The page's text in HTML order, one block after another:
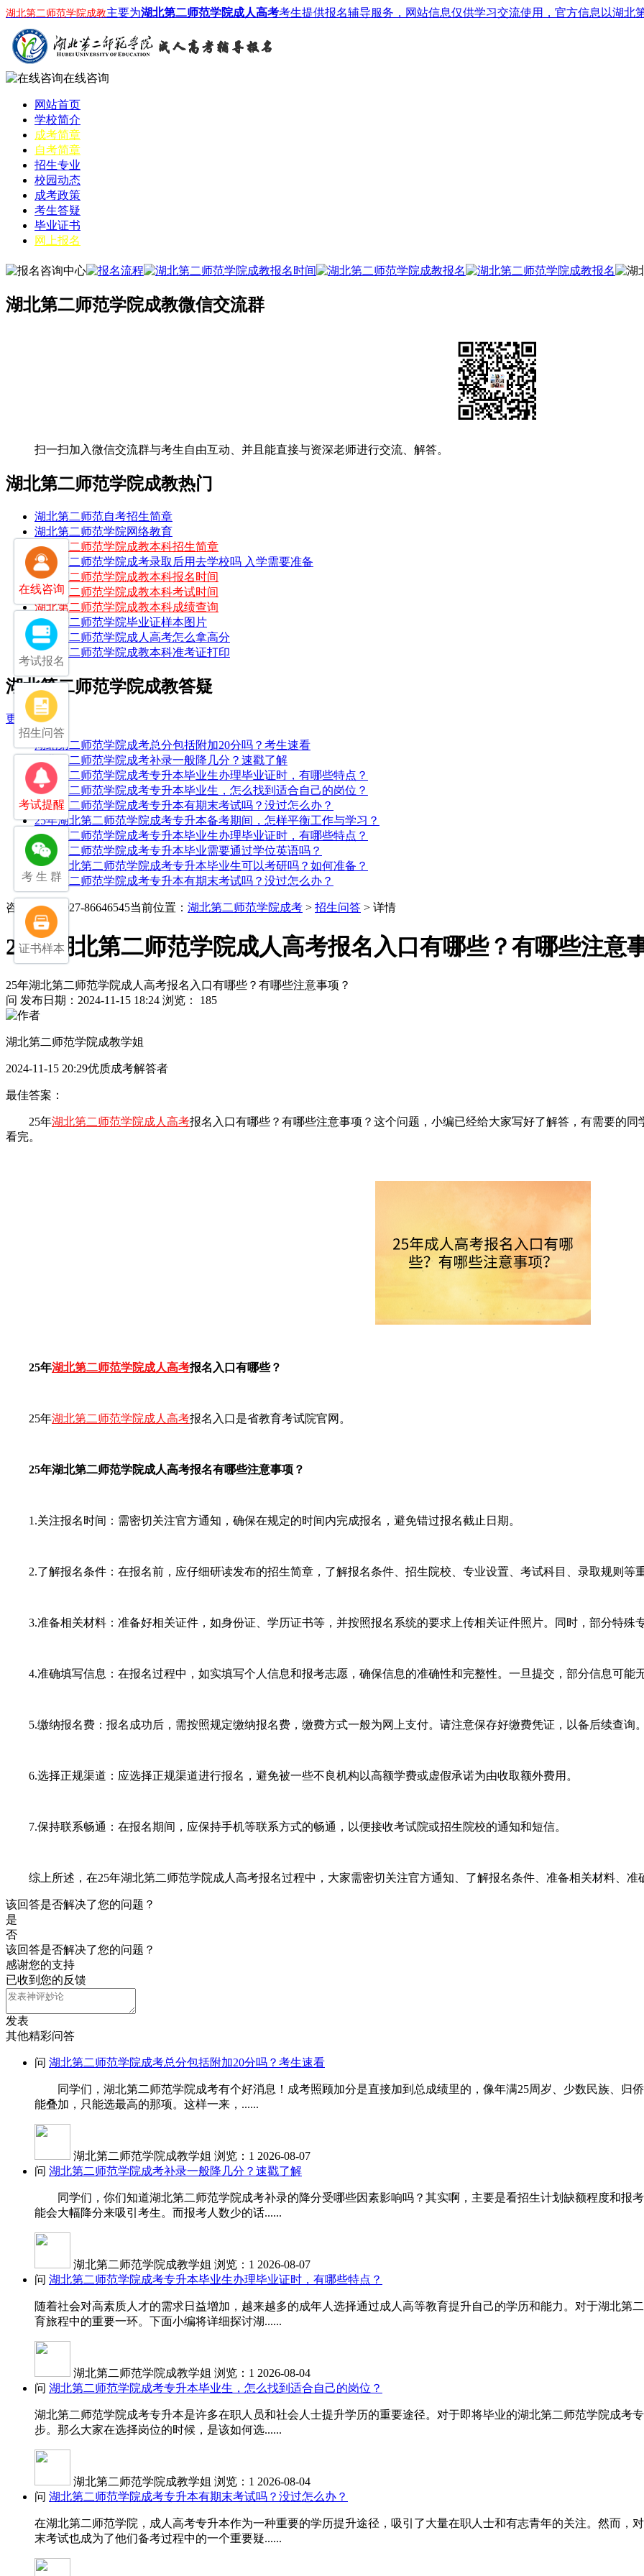
湖北第二师范学院成教主要为湖北第二师范学院成人高考考生提供报名辅导服务，网站信息仅供学习交流使用，官方信息以湖北
在线咨询
网站首页
学校简介
成考简章
自考简章
招生专业
校园动态
成考政策
考生答疑
毕业证书
网上报名
湖北第二师范学院成教微信交流群
扫一扫加入微信交流群与考生自由互动、并且能直接与资深老师进行交流、解答。
湖北第二师范学院成教热门
湖北第二师范自考招生简章
湖北第二师范学院网络教育
湖北第二师范学院成教本科招生简章
湖北第二师范学院成考录取后用去学校吗 入学需要准备
湖北第二师范学院成教本科报名时间
湖北第二师范学院成教本科考试时间
湖北第二师范学院成教本科成绩查询
湖北第二师范学院毕业证样本图片
湖北第二师范学院成人高考怎么拿高分
湖北第二师范学院成教本科准考证打印
湖北第二师范学院成教答疑
更多
湖北第二师范学院成考总分包括附加20分吗？考生速看
湖北第二师范学院成考补录一般降几分？速戳了解
湖北第二师范学院成考专升本毕业生办理毕业证时，有哪些特点？
湖北第二师范学院成考专升本毕业生，怎么找到适合自己的岗位？
湖北第二师范学院成考专升本有期末考试吗？没过怎么办？
25年湖北第二师范学院成考专升本备考期间，怎样平衡工作与学习？
湖北第二师范学院成考专升本毕业生办理毕业证时，有哪些特点？
湖北第二师范学院成考专升本毕业需要通过学位英语吗？
25年湖北第二师范学院成考专升本毕业生可以考研吗？如何准备？
湖北第二师范学院成考专升本有期末考试吗？没过怎么办？
咨询电话：027-86646545当前位置： 湖北第二师范学院成考 > 招生问答 > 详情
25年湖北第二师范学院成人高考报名入口有哪些？有哪些注意
25年湖北第二师范学院成人高考报名入口有哪些？有哪些注意事项？
问 发布日期：2024-11-15 18:24 浏览： 185
湖北第二师范学院成教学姐
2024-11-15 20:29优质成考解答者
最佳答案：
25年湖北第二师范学院成人高考报名入口有哪些？有哪些注意事项？这个问题，小编已经给大家写好了解答，有需要的
看完。
25年湖北第二师范学院成人高考报名入口有哪些？
25年湖北第二师范学院成人高考报名入口是省教育考试院官网。
25年湖北第二师范学院成人高考报名有哪些注意事项？
1.关注报名时间：需密切关注官方通知，确保在规定的时间内完成报名，避免错过报名截止日期。
2.了解报名条件：在报名前，应仔细研读发布的招生简章，了解报名条件、招生院校、专业设置、考试科目、录取规则等重
3.准备相关材料：准备好相关证件，如身份证、学历证书等，并按照报名系统的要求上传相关证件照片。同时，部分特殊
4.准确填写信息：在报名过程中，如实填写个人信息和报考志愿，确保信息的准确性和完整性。一旦提交，部分信息可能无
5.缴纳报名费：报名成功后，需按照规定缴纳报名费，缴费方式一般为网上支付。请注意保存好缴费凭证，以备后续查询。
6.选择正规渠道：应选择正规渠道进行报名，避免被一些不良机构以高额学费或虚假承诺为由收取额外费用。
7.保持联系畅通：在报名期间，应保持手机等联系方式的畅通，以便接收考试院或招生院校的通知和短信。
综上所述，在25年湖北第二师范学院成人高考报名过程中，大家需密切关注官方通知、了解报名条件、准备相关材料、准
该回答是否解决了您的问题？
是
否
该回答是否解决了您的问题？
感谢您的支持
已收到您的反馈
发表
其他精彩问答
问 湖北第二师范学院成考总分包括附加20分吗？考生速看
同学们，湖北第二师范学院成考有个好消息！成考照顾加分是直接加到总成绩里的，像年满25周岁、少数民族、归
能叠加，只能选最高的那项。这样一来，......
湖北第二师范学院成教学姐 浏览：1 2026-08-07
问 湖北第二师范学院成考补录一般降几分？速戳了解
同学们，你们知道湖北第二师范学院成考补录的降分受哪些因素影响吗？其实啊，主要是看招生计划缺额程度和报
能会大幅降分来吸引考生。而报考人数少的话......
湖北第二师范学院成教学姐 浏览：1 2026-08-07
问 湖北第二师范学院成考专升本毕业生办理毕业证时，有哪些特点？
随着社会对高素质人才的需求日益增加，越来越多的成年人选择通过成人高等教育提升自己的学历和能力。对于湖北第
育旅程中的重要一环。下面小编将详细探讨湖......
湖北第二师范学院成教学姐 浏览：1 2026-08-04
问 湖北第二师范学院成考专升本毕业生，怎么找到适合自己的岗位？
湖北第二师范学院成考专升本是许多在职人员和社会人士提升学历的重要途径。对于即将毕业的湖北第二师范学院成考
步。那么大家在选择岗位的时候，是该如何选......
湖北第二师范学院成教学姐 浏览：1 2026-08-04
问 湖北第二师范学院成考专升本有期末考试吗？没过怎么办？
在湖北第二师范学院，成人高考专升本作为一种重要的学历提升途径，吸引了大量在职人士和有志青年的关注。然而，
末考试也成为了他们备考过程中的一个重要疑......
在线咨询
考试报名
招生问答
考试提醒
考 生 群
证书样本